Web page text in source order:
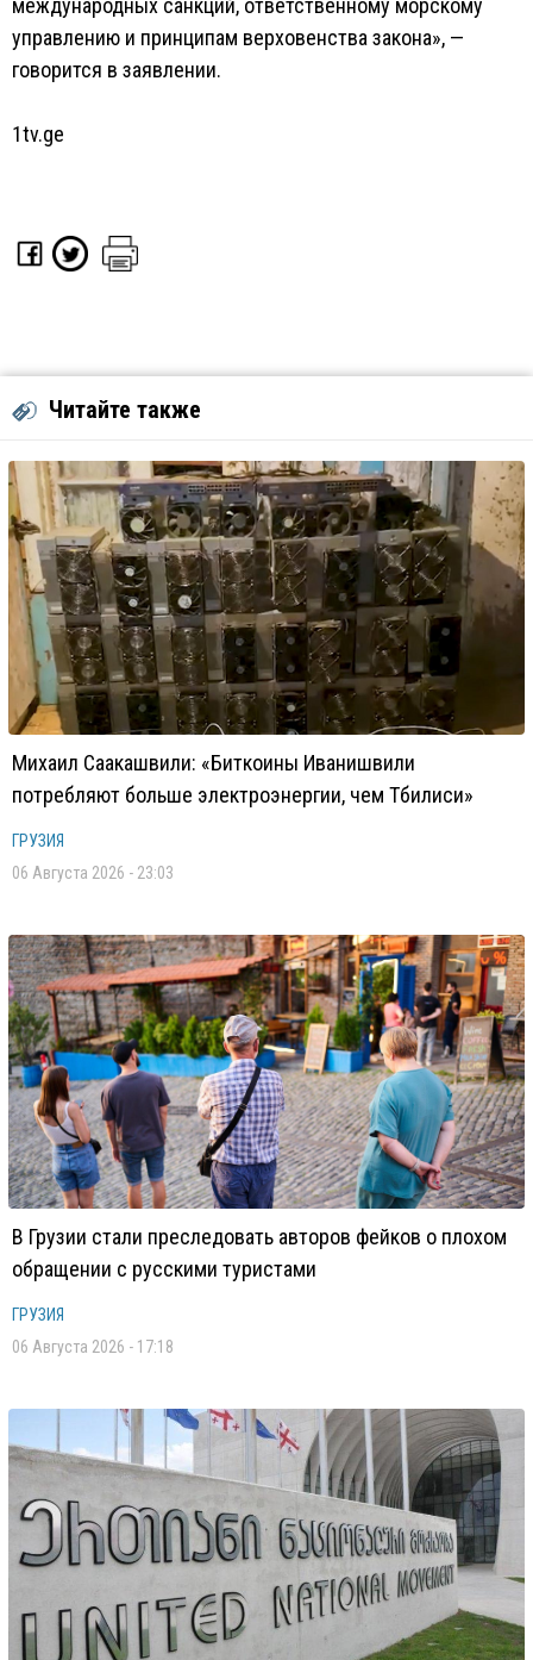
международных санкций, ответственному морскому
управлению и принципам верховенства закона», —
говорится в заявлении.
1tv.ge
Читайте также
Михаил Саакашвили: «Биткоины Иванишвили
потребляют больше электроэнергии, чем Тбилиси»
ГРУЗИЯ
06 Августа 2026 - 23:03
В Грузии стали преследовать авторов фейков о плохом
обращении с русскими туристами
ГРУЗИЯ
06 Августа 2026 - 17:18